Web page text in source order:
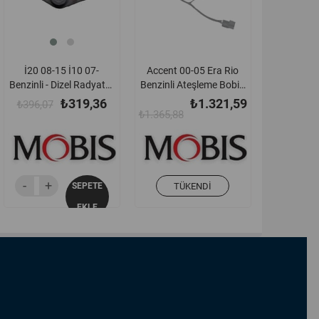
İ20 08-15 İ10 07-
Benzinli - Dizel Radyatör
Üst Bağlantı Ayağı
Büyük - 253331j050
₺319,36
₺396,07
SEPETE
EKLE
Accent 00-05 Era Rio
Benzinli Ateşleme Bobin
Kablosu Orjinal -
2735026620
₺1.321,59
₺1.365,88
TÜKENDI